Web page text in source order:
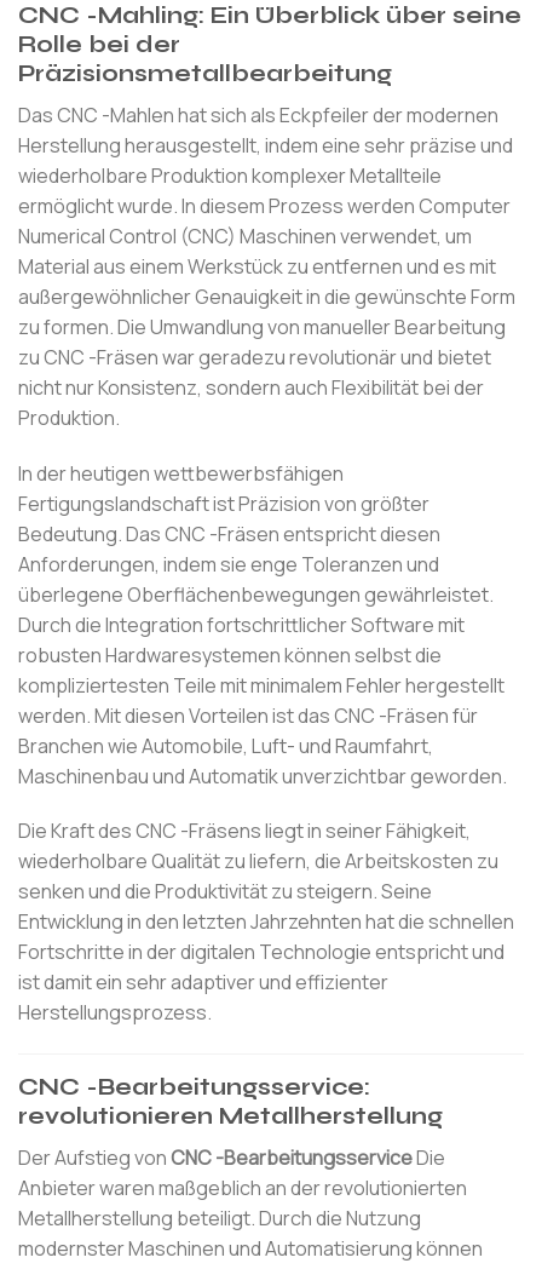
CNC -Mahling: Ein Überblick über seine
Rolle bei der
Präzisionsmetallbearbeitung
Das CNC -Mahlen hat sich als Eckpfeiler der modernen
Herstellung herausgestellt, indem eine sehr präzise und
wiederholbare Produktion komplexer Metallteile
ermöglicht wurde. In diesem Prozess werden Computer
Numerical Control (CNC) Maschinen verwendet, um
Material aus einem Werkstück zu entfernen und es mit
außergewöhnlicher Genauigkeit in die gewünschte Form
zu formen. Die Umwandlung von manueller Bearbeitung
zu CNC -Fräsen war geradezu revolutionär und bietet
nicht nur Konsistenz, sondern auch Flexibilität bei der
Produktion.
In der heutigen wettbewerbsfähigen
Fertigungslandschaft ist Präzision von größter
Bedeutung. Das CNC -Fräsen entspricht diesen
Anforderungen, indem sie enge Toleranzen und
überlegene Oberflächenbewegungen gewährleistet.
Durch die Integration fortschrittlicher Software mit
robusten Hardwaresystemen können selbst die
kompliziertesten Teile mit minimalem Fehler hergestellt
werden. Mit diesen Vorteilen ist das CNC -Fräsen für
Branchen wie Automobile, Luft- und Raumfahrt,
Maschinenbau und Automatik unverzichtbar geworden.
Die Kraft des CNC -Fräsens liegt in seiner Fähigkeit,
wiederholbare Qualität zu liefern, die Arbeitskosten zu
senken und die Produktivität zu steigern. Seine
Entwicklung in den letzten Jahrzehnten hat die schnellen
Fortschritte in der digitalen Technologie entspricht und
ist damit ein sehr adaptiver und effizienter
Herstellungsprozess.
CNC -Bearbeitungsservice:
revolutionieren Metallherstellung
Der Aufstieg vonCNC -BearbeitungsserviceDie
Anbieter waren maßgeblich an der revolutionierten
Metallherstellung beteiligt. Durch die Nutzung
modernster Maschinen und Automatisierung können